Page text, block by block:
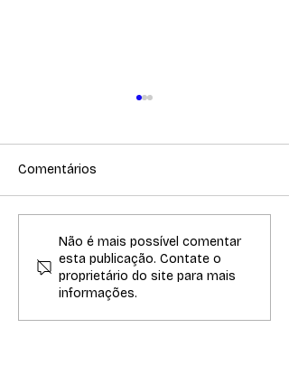
LUMEN ENTRA NA RETA
FINAL DO PERÍODO DE
INSCRIÇÕES
Comentários
Não é mais possível comentar
esta publicação. Contate o
proprietário do site para mais
informações.